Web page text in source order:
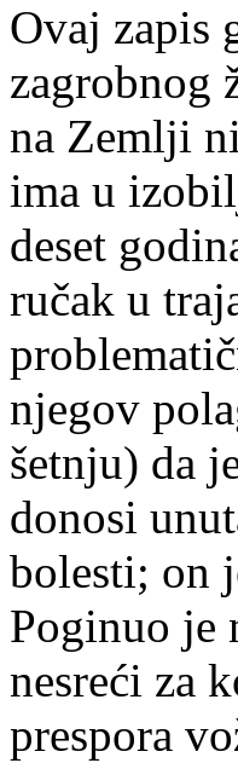
Ovaj zapis
zagrobnog
na Zemlji
ima u
deset
ručak u
njegov
šetnju) da
donosi
bolesti; on
Poginuo je
nesreći za
prespora